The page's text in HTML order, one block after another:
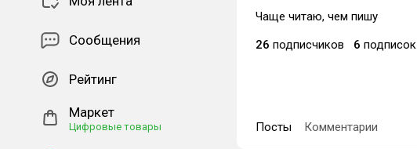
Сообщения
Рейтинг
Маркет
Цифровые товары
Чаще читаю, чем пишу
26 подписчиков 6 подписок
Посты Комментарии